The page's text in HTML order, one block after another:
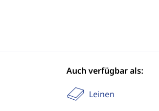
Auch verfügbar als:
Leinen